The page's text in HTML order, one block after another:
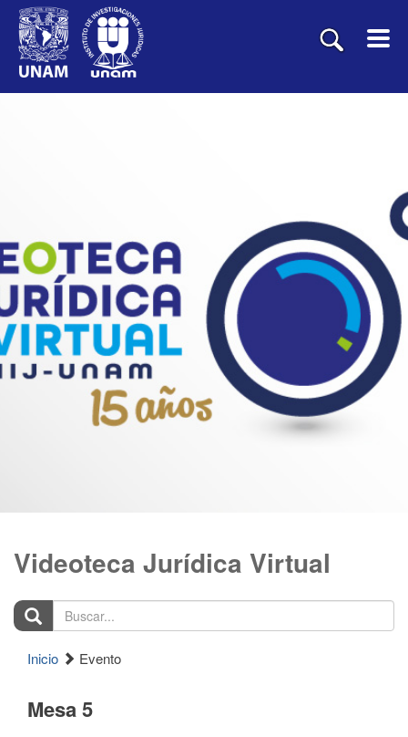
Videoteca Jurídica Virtual
Buscar...
Inicio Evento
Mesa 5